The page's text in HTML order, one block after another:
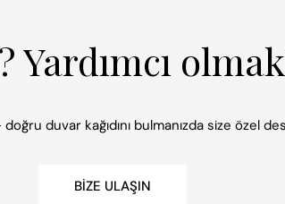
Yardımcı
duvar kağıdını bulmanızda size
BIZE ULAŞIN